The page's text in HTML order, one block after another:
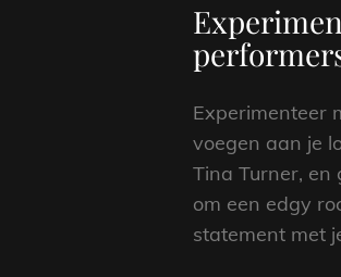
Experimenteer
voegen aan je
Tina Turner, en
om een edgy
statement met